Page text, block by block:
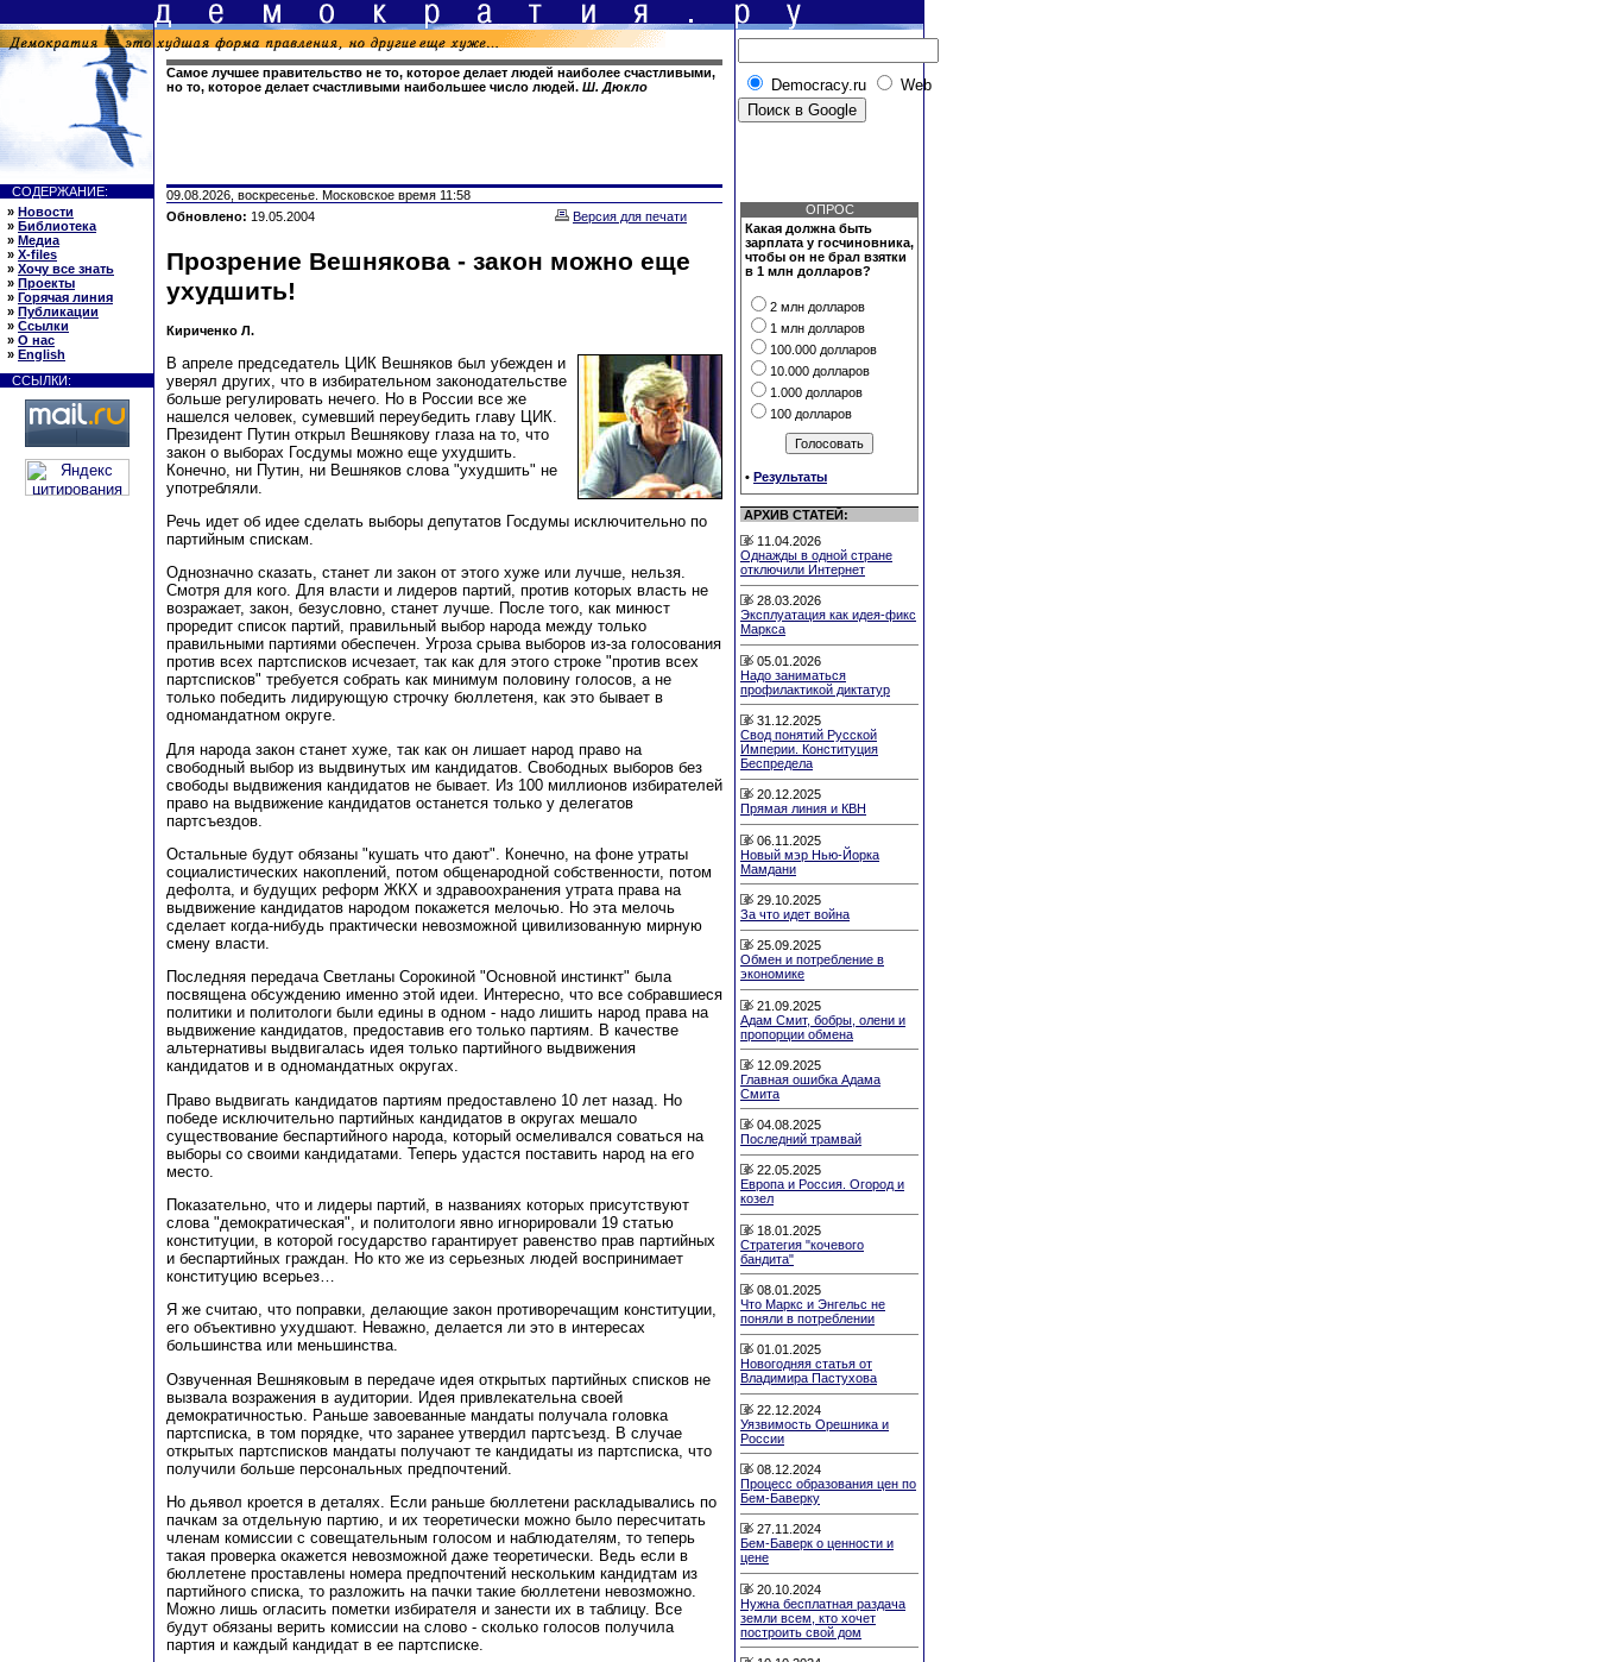
Самое лучшее правительство не то, которое делает людей наиболее счастливыми,
но то, которое делает счастливыми наибольшее число людей. Ш. Дюкло Democracy.ru Web
СОДЕРЖАНИЕ:
» Новости
» Библиотека
» Медиа
» X-files
» Хочу все знать
» Проекты
» Горячая линия
» Публикации
» Ссылки
» О нас
» English
ССЫЛКИ:
09.08.2026, воскресенье. Московское время 11:58
Обновлено: 19.05.2004 Версия для печати
Прозрение Вешнякова - закон можно еще
ухудшить!
Кириченко Л.
В апреле председатель ЦИК Вешняков был убежден и
уверял других, что в избирательном законодательстве
больше регулировать нечего. Но в России все же
нашелся человек, сумевший переубедить главу ЦИК.
Президент Путин открыл Вешнякову глаза на то, что
закон о выборах Госдумы можно еще ухудшить.
Конечно, ни Путин, ни Вешняков слова "ухудшить" не
употребляли.
Речь идет об идее сделать выборы депутатов Госдумы исключительно по
партийным спискам.
Однозначно сказать, станет ли закон от этого хуже или лучше, нельзя.
Смотря для кого. Для власти и лидеров партий, против которых власть не
возражает, закон, безусловно, станет лучше. После того, как минюст
проредит список партий, правильный выбор народа между только
правильными партиями обеспечен. Угроза срыва выборов из-за голосования
против всех партсписков исчезает, так как для этого строке "против всех
партсписков" требуется собрать как минимум половину голосов, а не
только победить лидирующую строчку бюллетеня, как это бывает в
одномандатном округе.
Для народа закон станет хуже, так как он лишает народ право на
свободный выбор из выдвинутых им кандидатов. Свободных выборов без
свободы выдвижения кандидатов не бывает. Из 100 миллионов избирателей
право на выдвижение кандидатов останется только у делегатов
партсъездов.
Остальные будут обязаны "кушать что дают". Конечно, на фоне утраты
социалистических накоплений, потом общенародной собственности, потом
дефолта, и будущих реформ ЖКХ и здравоохранения утрата права на
выдвижение кандидатов народом покажется мелочью. Но эта мелочь
сделает когда-нибудь практически невозможной цивилизованную мирную
смену власти.
Последняя передача Светланы Сорокиной "Основной инстинкт" была
посвящена обсуждению именно этой идеи. Интересно, что все собравшиеся
политики и политологи были едины в одном - надо лишить народ права на
выдвижение кандидатов, предоставив его только партиям. В качестве
альтернативы выдвигалась идея только партийного выдвижения
кандидатов и в одномандатных округах.
Право выдвигать кандидатов партиям предоставлено 10 лет назад. Но
победе исключительно партийных кандидатов в округах мешало
существование беспартийного народа, который осмеливался соваться на
выборы со своими кандидатами. Теперь удастся поставить народ на его
место.
Показательно, что и лидеры партий, в названиях которых присутствуют
слова "демократическая", и политологи явно игнорировали 19 статью
конституции, в которой государство гарантирует равенство прав партийных
и беспартийных граждан. Но кто же из серьезных людей воспринимает
конституцию всерьез…
Я же считаю, что поправки, делающие закон противоречащим конституции,
его объективно ухудшают. Неважно, делается ли это в интересах
большинства или меньшинства.
Озвученная Вешняковым в передаче идея открытых партийных списков не
вызвала возражения в аудитории. Идея привлекательна своей
демократичностью. Раньше завоеванные мандаты получала головка
партсписка, в том порядке, что заранее утвердил партсъезд. В случае
открытых партсписков мандаты получают те кандидаты из партсписка, что
получили больше персональных предпочтений.
Но дьявол кроется в деталях. Если раньше бюллетени раскладывались по
пачкам за отдельную партию, и их теоретически можно было пересчитать
членам комиссии с совещательным голосом и наблюдателям, то теперь
такая проверка окажется невозможной даже теоретически. Ведь если в
бюллетене проставлены номера предпочтений нескольким кандидтам из
партийного списка, то разложить на пачки такие бюллетени невозможно.
Можно лишь огласить пометки избирателя и занести их в таблицу. Все
будут обязаны верить комиссии на слово - сколько голосов получила
партия и каждый кандидат в ее партсписке.
ОПРОС
Какая должна быть
зарплата у госчиновника,
чтобы он не брал взятки
в 1 млн долларов?
2 млн долларов
1 млн долларов
100.000 долларов
10.000 долларов
1.000 долларов
100 долларов
• Результаты
АРХИВ СТАТЕЙ:
11.04.2026
Однажды в одной стране
отключили Интернет
28.03.2026
Эксплуатация как идея-фикс
Маркса
05.01.2026
Надо заниматься
профилактикой диктатур
31.12.2025
Свод понятий Русской
Империи. Конституция
Беспредела
20.12.2025
Прямая линия и КВН
06.11.2025
Новый мэр Нью-Йорка
Мамдани
29.10.2025
За что идет война
25.09.2025
Обмен и потребление в
экономике
21.09.2025
Адам Смит, бобры, олени и
пропорции обмена
12.09.2025
Главная ошибка Адама
Смита
04.08.2025
Последний трамвай
22.05.2025
Европа и Россия. Огород и
козел
18.01.2025
Стратегия "кочевого
бандита"
08.01.2025
Что Маркс и Энгельс не
поняли в потреблении
01.01.2025
Новогодняя статья от
Владимира Пастухова
22.12.2024
Уязвимость Орешника и
России
08.12.2024
Процесс образования цен по
Бем-Баверку
27.11.2024
Бем-Баверк о ценности и
цене
20.10.2024
Нужна бесплатная раздача
земли всем, кто хочет
построить свой дом